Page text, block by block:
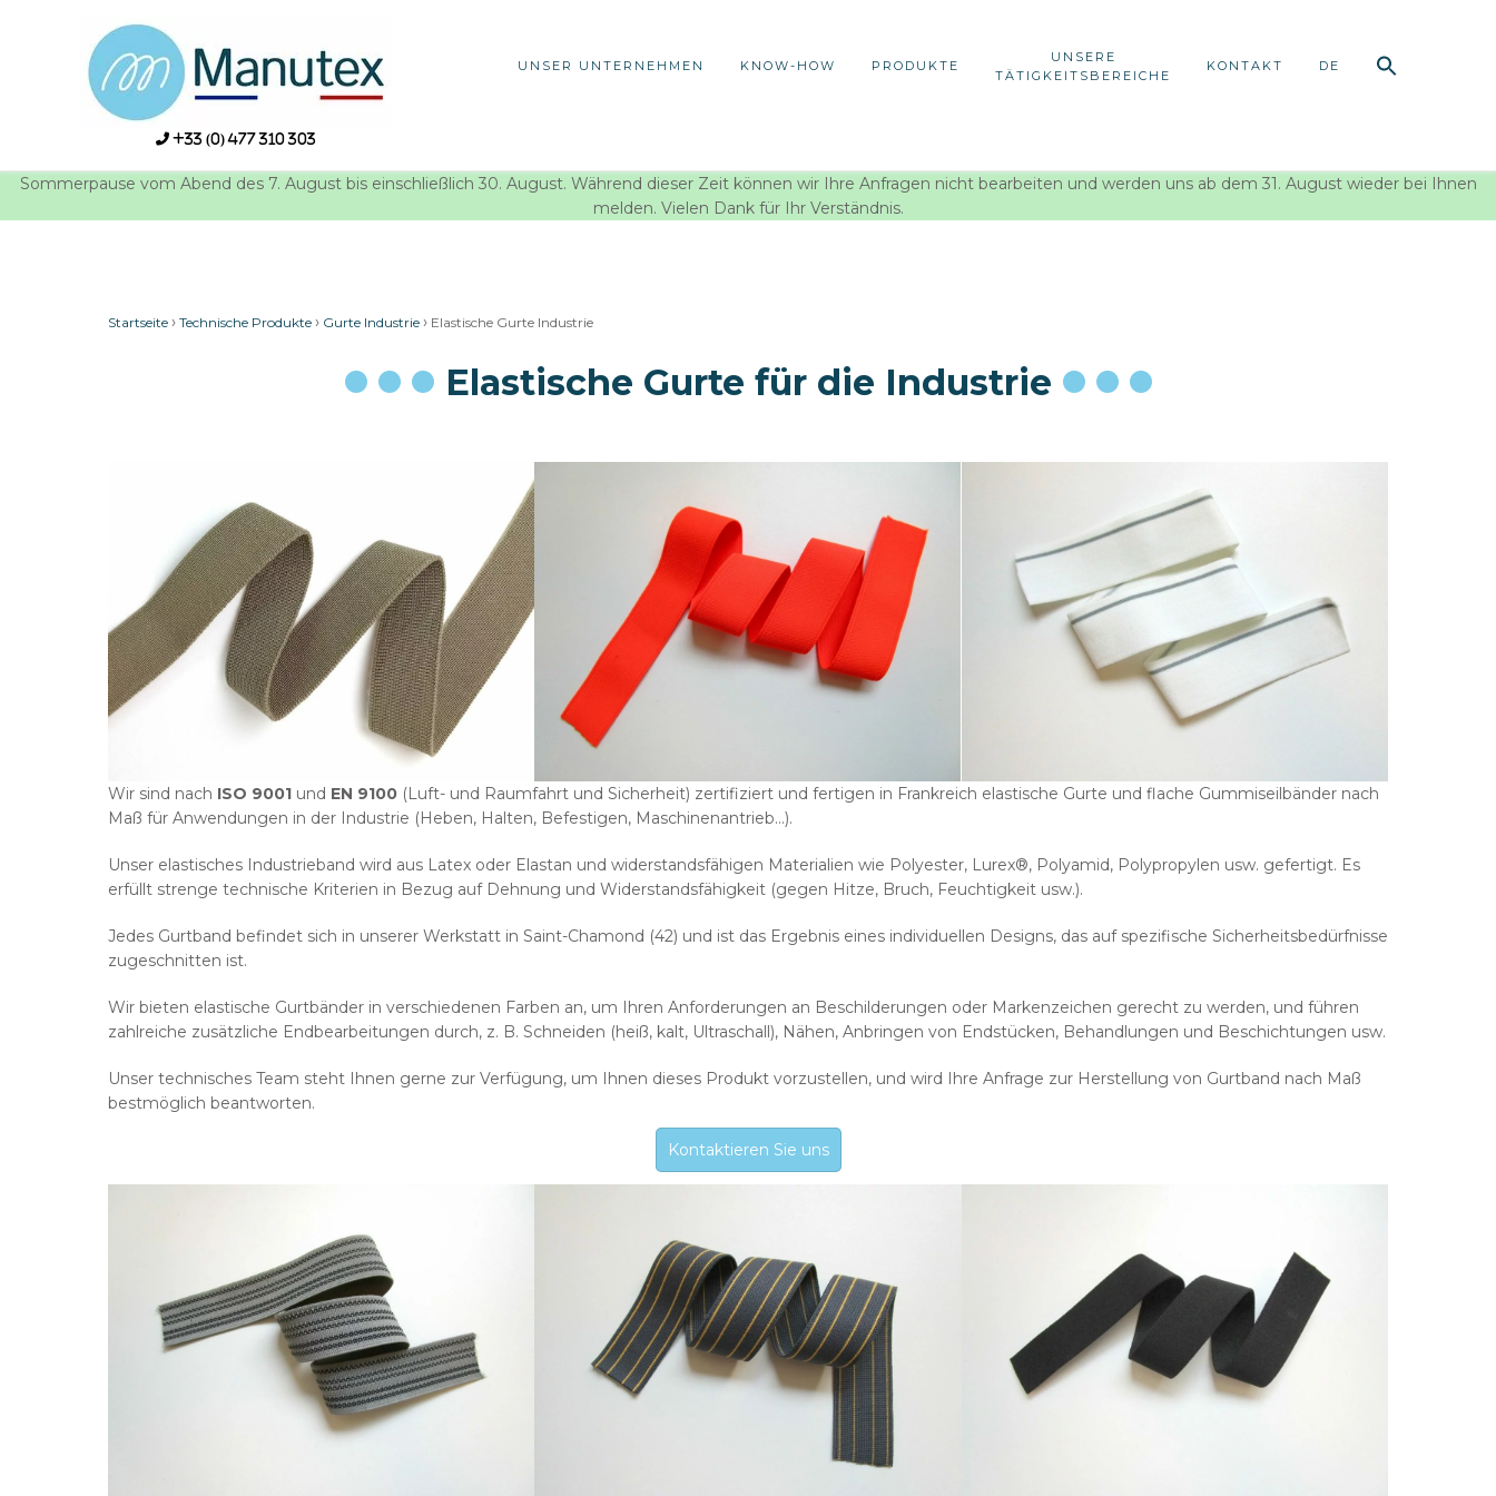
+33 (0) 477 310 303
UNSER UNTERNEHMEN KNOW-HOW PRODUKTE
UNSERE
TÄTIGKEITSBEREICHE
KONTAKT DE
Sommerpause vom Abend des 7. August bis einschließlich 30. August. Während dieser Zeit können wir Ihre Anfragen nicht bearbeiten und werden uns ab dem 31. August wieder bei Ihnen
melden. Vielen Dank für Ihr Verständnis.
Startseite › Technische Produkte › Gurte Industrie › Elastische Gurte Industrie
Elastische Gurte für die Industrie
Wir sind nach ISO 9001 und EN 9100 (Luft- und Raumfahrt und Sicherheit) zertifiziert und fertigen in Frankreich elastische Gurte und flache Gummiseilbänder nach
Maß für Anwendungen in der Industrie (Heben, Halten, Befestigen, Maschinenantrieb…).
Unser elastisches Industrieband wird aus Latex oder Elastan und widerstandsfähigen Materialien wie Polyester, Lurex®, Polyamid, Polypropylen usw. gefertigt. Es
erfüllt strenge technische Kriterien in Bezug auf Dehnung und Widerstandsfähigkeit (gegen Hitze, Bruch, Feuchtigkeit usw.).
Jedes Gurtband befindet sich in unserer Werkstatt in Saint-Chamond (42) und ist das Ergebnis eines individuellen Designs, das auf spezifische Sicherheitsbedürfnisse
zugeschnitten ist.
Wir bieten elastische Gurtbänder in verschiedenen Farben an, um Ihren Anforderungen an Beschilderungen oder Markenzeichen gerecht zu werden, und führen
zahlreiche zusätzliche Endbearbeitungen durch, z. B. Schneiden (heiß, kalt, Ultraschall), Nähen, Anbringen von Endstücken, Behandlungen und Beschichtungen usw.
Unser technisches Team steht Ihnen gerne zur Verfügung, um Ihnen dieses Produkt vorzustellen, und wird Ihre Anfrage zur Herstellung von Gurtband nach Maß
bestmöglich beantworten.
Kontaktieren Sie uns